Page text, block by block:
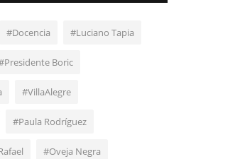
#Docencia #Luciano Tapia
Boric
#VillaAlegre
#Paula Rodríguez
#Oveja Negra